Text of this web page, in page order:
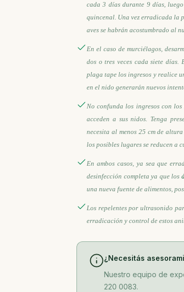
cada 3 días durante 9 días,
quincenal. Una vez erradicada la
aves se habrán acostumbrado al
En el caso de murciélagos,
dos o tres veces cada siete
plaga tape los ingresos y realice
en el nido generarán nuevos
No confunda los ingresos con
acceden a sus nidos. Tenga
necesita al menos 25 cm de
los posibles lugares se reducen a
En ambos casos, ya sea que
desinfección completa ya que los
una nueva fuente de alimentos,
Los repelentes por ultrasonido
erradicación y control de estos
¿Necesitás
Nuestro equipo de
220 0083.